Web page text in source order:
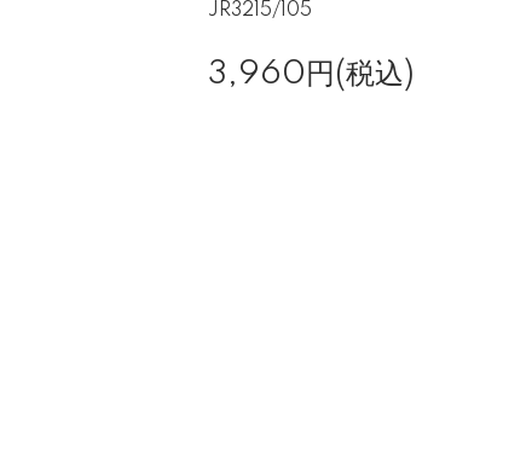
JR3215/105
3,960円(税込)